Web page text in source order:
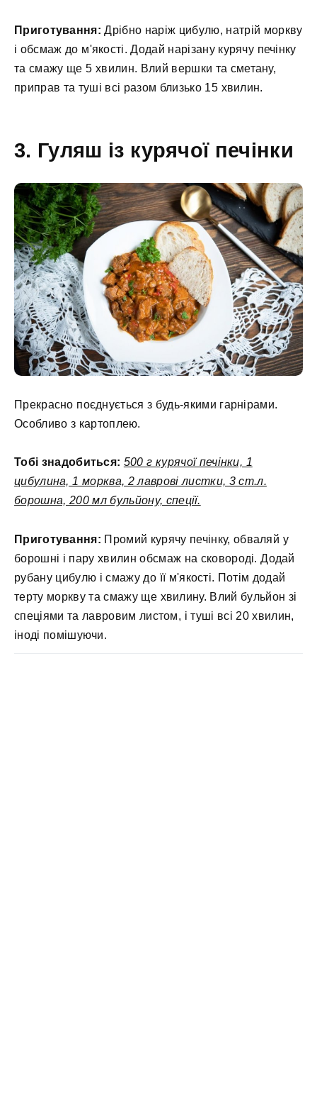
Приготування: Дрібно наріж цибулю, натрій моркву
і обсмаж до м'якості. Додай нарізану курячу печінку
та смажу ще 5 хвилин. Влий вершки та сметану,
приправ та туші всі разом близько 15 хвилин.
3. Гуляш із курячої печінки
Прекрасно поєднується з будь-якими гарнірами.
Особливо з картоплею.
Тобі знадобиться: 500 г курячої печінки, 1
цибулина, 1 морква, 2 лаврові листки, 3 ст.л.
борошна, 200 мл бульйону, спеції.
Приготування: Промий курячу печінку, обваляй у
борошні і пару хвилин обсмаж на сковороді. Додай
рубану цибулю і смажу до її м'якості. Потім додай
терту моркву та смажу ще хвилину. Влий бульйон зі
спеціями та лавровим листом, і туші всі 20 хвилин,
іноді помішуючи.